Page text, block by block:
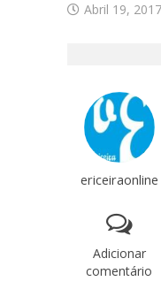
Abril 19, 2017
ericeiraonline
Adicionar
comentário